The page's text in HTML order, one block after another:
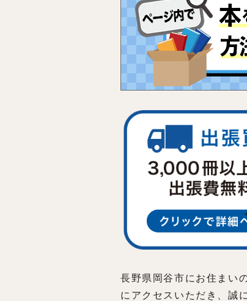
長野県岡谷市にお住まい
にアクセスいただき、誠